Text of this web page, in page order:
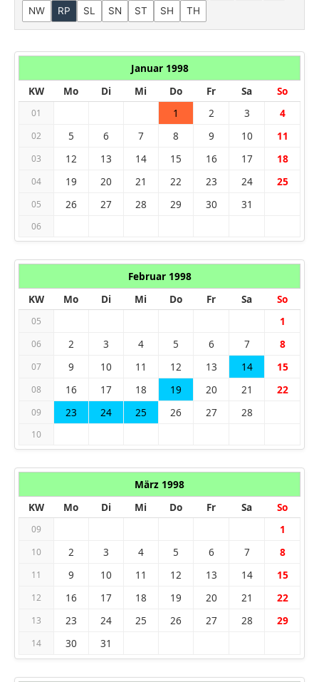
NW
RP SL SN ST SH TH
Januar 1998
KW
Mo Di Mi Do Fr Sa So
01 1 2 3 4
02 5 6 7 8 9 10 11
03 12 13 14 15 16 17 18
04 19 20 21 22 23 24 25
05 26 27 28 29 30 31
06
Februar 1998
KW
Mo Di Mi Do Fr Sa So
05 1
06 2 3 4 5 6 7 8
07 9 10 11 12 13 14 15
08 16 17 18 19 20 21 22
09 23 24 25 26 27 28
10
März 1998
KW
Mo Di Mi Do Fr Sa So
09 1
10 2 3 4 5 6 7 8
11 9 10 11 12 13 14 15
12 16 17 18 19 20 21 22
13 23 24 25 26 27 28 29
14 30 31